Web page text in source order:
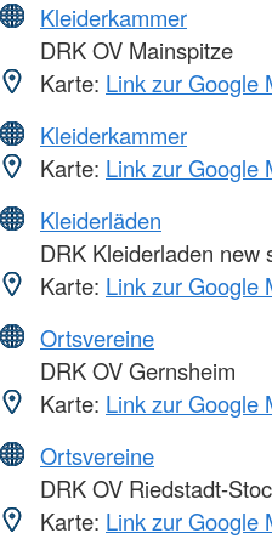
Kleiderkammer
DRK OV Mainspitze
Karte: Link zur Google
Kleiderkammer
Karte: Link zur Google
Kleiderläden
DRK Kleiderladen new
Karte: Link zur Google
Ortsvereine
DRK OV Gernsheim
Karte: Link zur Google
Ortsvereine
DRK OV Riedstadt-
Karte: Link zur Google